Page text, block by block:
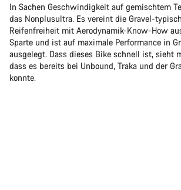
In Sachen Geschwindigkeit auf gemischtem
das Nonplusultra. Es vereint die Gravel-
Reifenfreiheit mit Aerodynamik-Know-How
Sparte und ist auf maximale Performance in
ausgelegt. Dass dieses Bike schnell ist, sieht
dass es bereits bei Unbound, Traka und der
konnte.